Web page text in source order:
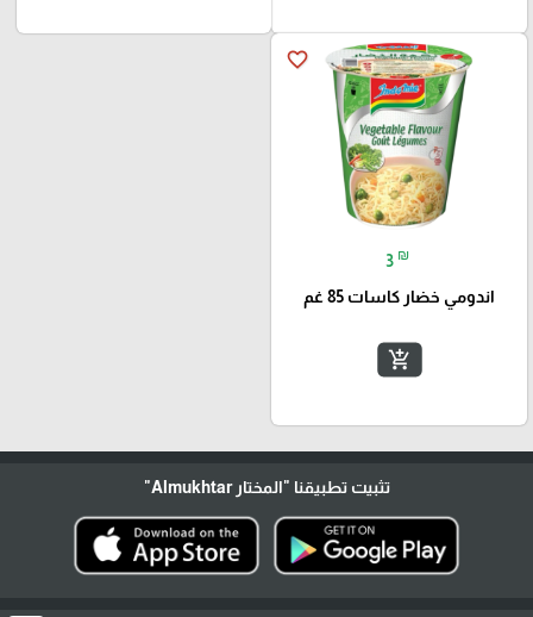
favorite_border
3 ₪
اندومي خضار كاسات 85 غم
add_shopping_cart
تثبيت تطبيقنا "المختار Almukhtar"